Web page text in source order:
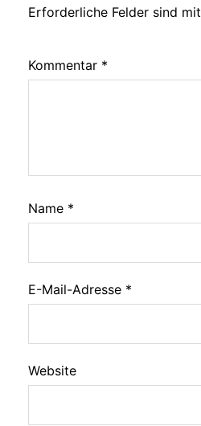
Erforderliche Felder sind mit
Kommentar *
Name *
E-Mail-Adresse *
Website